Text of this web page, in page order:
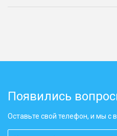
Появились
Оставьте свой телефон, и мы с